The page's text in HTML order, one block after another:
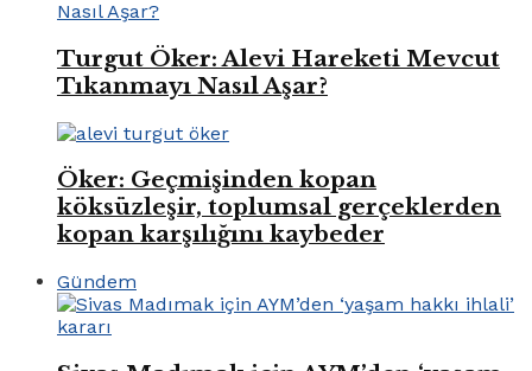
Turgut Öker: Alevi Hareketi Mevcut
Tıkanmayı Nasıl Aşar?
Öker: Geçmişinden kopan
köksüzleşir, toplumsal gerçeklerden
kopan karşılığını kaybeder
Gündem